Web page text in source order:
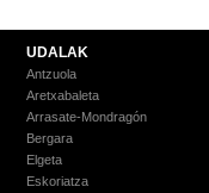
UDALAK
Antzuola
Aretxabaleta
Arrasate-Mondragón
Bergara
Elgeta
Eskoriatza